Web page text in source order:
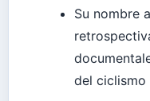
Su nombre
del ciclismo